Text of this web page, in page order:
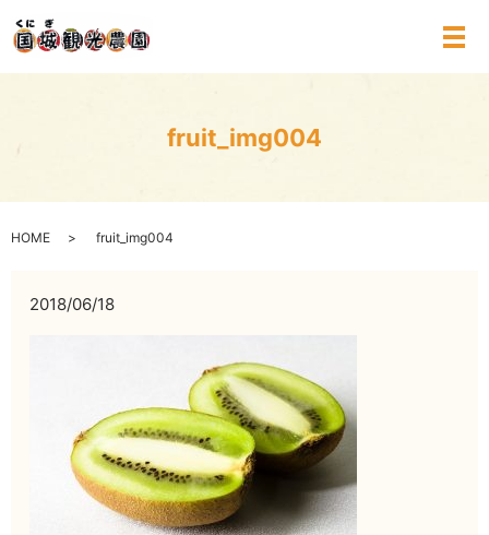
メ
fruit_img004
HOME fruit_img004
2018/06/18